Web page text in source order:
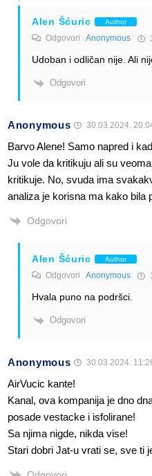
Alen Šćuric Author
Odgovori Anonymous
Udoban i odličan nije. Ali
Odgovori
Anonymous 30.03.2024.
Barvo Alene! Samo napred i
Ju vole da kritikuju ali su
kritikuje. No, svuda ima
analiza je korisna ma kako bila
Odgovori
Alen Šćuric Author
Odgovori Anonymous
Hvala puno na podršci.
Odgovori
Anonymous 30.03.2024.
AirVucic kante!
Kanal, ova kompanija je dno
posade vestacke i isfolirane!
Sa njima nigde, nikda vise!
Stari dobri Jat-u vrati se, sve ti